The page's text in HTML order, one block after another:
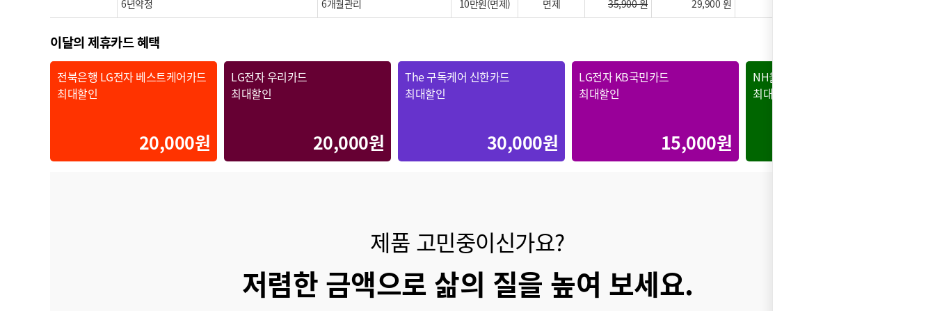
6년약정 6개월관리 10만원(면제) 면제 35,900 원 29,900 원
이달의 제휴카드 혜택
전북은행 LG전자 베스트케어카드
최대할인
20,000원
LG전자 우리카드
최대할인
20,000원
The 구독케어 신한카드
최대할인
30,000원
LG전자 KB국민카드
최대할인
15,000원
NH올원 LG전자 BEST카드
최대할인
제품 고민중이신가요?
저렴한 금액으로 삶의 질을 높여 보세요.